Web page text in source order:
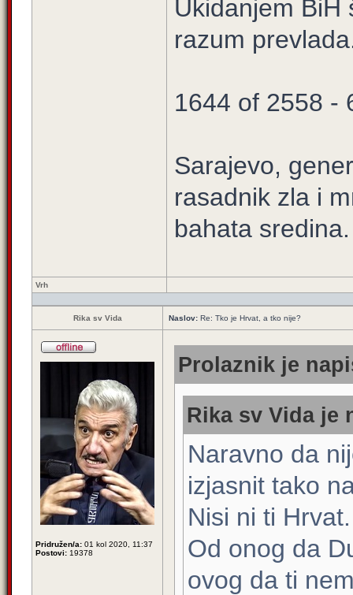
Ukidanjem BiH
razum
1644 of 2558 -
Sarajevo,
rasadnik zla i
bahata sredina.
Vrh
Rika sv Vida Naslov: Re: Tko je Hrvat, a tko nije?
Pridružen/a: 01 kol 2020, 11:37
Postovi: 19378
Prolaznik je
Rika sv Vida je
Naravno da
izjasnit tako
Nisi ni ti
Od onog da
ovog da ti